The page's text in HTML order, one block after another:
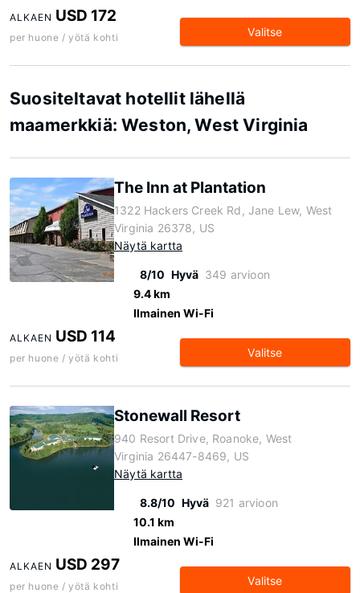
ALKAEN USD 172
per huone / yötä kohti Valitse
Suositeltavat hotellit lähellä
maamerkkiä: Weston, West Virginia
The Inn at Plantation
1322 Hackers Creek Rd, Jane Lew, West
Virginia 26378, US
Näytä kartta
8/10 Hyvä 349 arvioon
9.4 km
Ilmainen Wi-Fi
ALKAEN USD 114
per huone / yötä kohti Valitse
Stonewall Resort
940 Resort Drive, Roanoke, West
Virginia 26447-8469, US
Näytä kartta
8.8/10 Hyvä 921 arvioon
10.1 km
Ilmainen Wi-Fi
ALKAEN USD 297
per huone / yötä kohti Valitse